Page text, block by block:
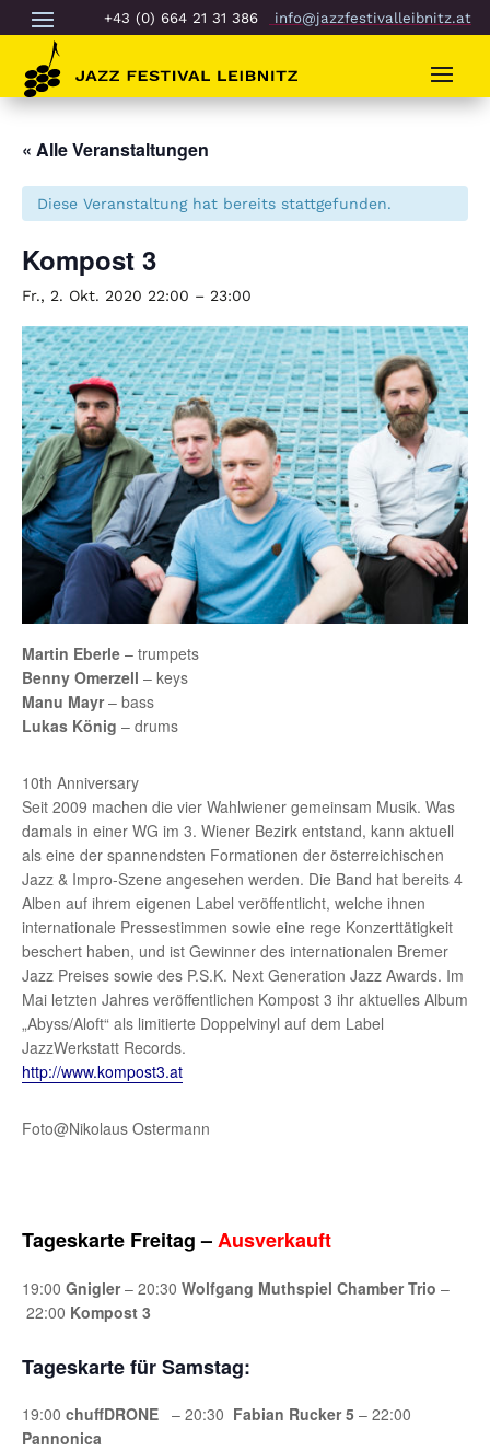
+43 (0) 664 21 31 386 info@jazzfestivalleibnitz.at
« Alle Veranstaltungen
Diese Veranstaltung hat bereits stattgefunden.
Kompost 3
Fr., 2. Okt. 2020 22:00 – 23:00
Martin Eberle – trumpets
Benny Omerzell – keys
Manu Mayr– bass
Lukas König – drums
10th Anniversary
Seit 2009 machen die vier Wahlwiener gemeinsam Musik. Was
damals in einer WG im 3. Wiener Bezirk entstand, kann aktuell
als eine der spannendsten Formationen der österreichischen
Jazz & Impro-Szene angesehen werden. Die Band hat bereits 4
Alben auf ihrem eigenen Label veröffentlicht, welche ihnen
internationale Pressestimmen sowie eine rege Konzerttätigkeit
beschert haben, und ist Gewinner des internationalen Bremer
Jazz Preises sowie des P.S.K. Next Generation Jazz Awards. Im
Mai letzten Jahres veröffentlichen Kompost 3 ihr aktuelles Album
„Abyss/Aloft“ als limitierte Doppelvinyl auf dem Label
JazzWerkstatt Records.
http://www.kompost3.at
Foto@Nikolaus Ostermann
Tageskarte Freitag –Ausverkauft
19:00 Gnigler– 20:30 Wolfgang Muthspiel Chamber Trio –
22:00 Kompost 3
Tageskarte für Samstag:
19:00 chuffDRONE – 20:30 Fabian Rucker 5 – 22:00
Pannonica